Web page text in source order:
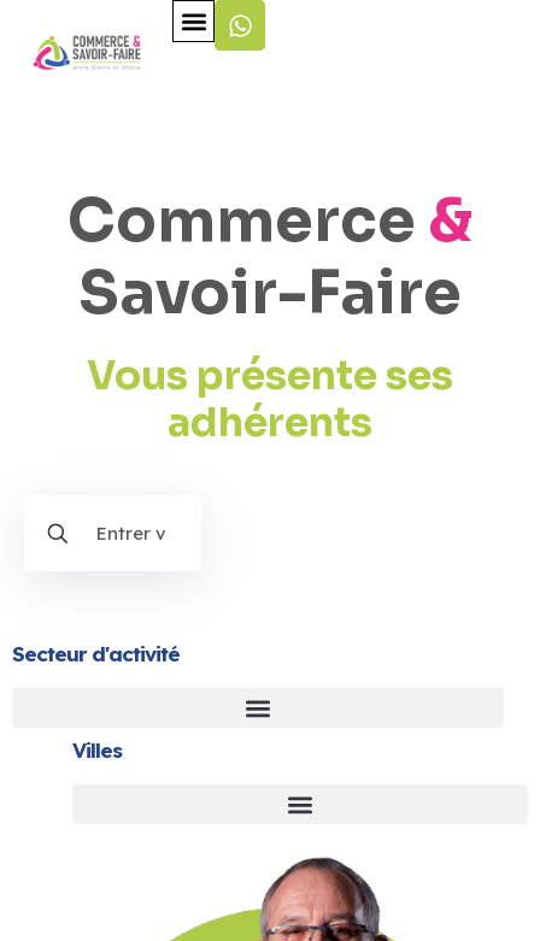
Commerce &
Savoir-Faire
Vous présente ses
adhérents
Secteur d'activité
Villes